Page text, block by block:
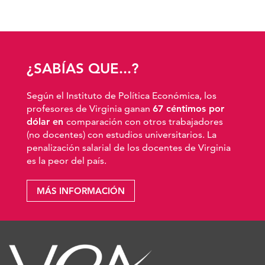
¿SABÍAS QUE...?
Según el Instituto de Política Económica, los
profesores de Virginia ganan 67 céntimos por
dólar en comparación con otros trabajadores
(no docentes) con estudios universitarios. La
penalización salarial de los docentes de Virginia
es la peor del país.
MÁS INFORMACIÓN